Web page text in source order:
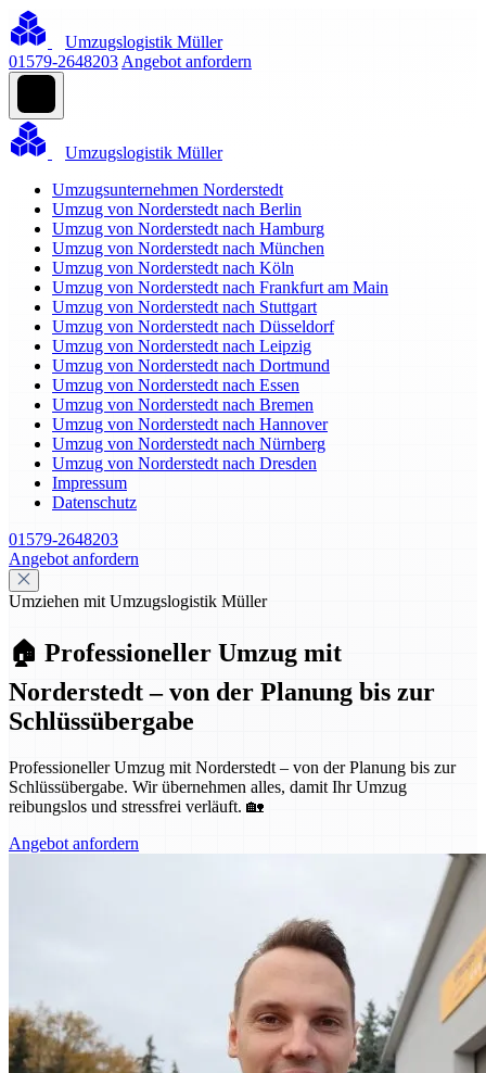
Umzugslogistik Müller
01579-2648203 Angebot anfordern
Umzugslogistik Müller
Umzugsunternehmen Norderstedt
Umzug von Norderstedt nach Berlin
Umzug von Norderstedt nach Hamburg
Umzug von Norderstedt nach München
Umzug von Norderstedt nach Köln
Umzug von Norderstedt nach Frankfurt am Main
Umzug von Norderstedt nach Stuttgart
Umzug von Norderstedt nach Düsseldorf
Umzug von Norderstedt nach Leipzig
Umzug von Norderstedt nach Dortmund
Umzug von Norderstedt nach Essen
Umzug von Norderstedt nach Bremen
Umzug von Norderstedt nach Hannover
Umzug von Norderstedt nach Nürnberg
Umzug von Norderstedt nach Dresden
Impressum
Datenschutz
01579-2648203
Angebot anfordern
Umziehen mit Umzugslogistik Müller
🏠 Professioneller Umzug mit
Norderstedt – von der Planung bis zur
Schlüssübergabe
Professioneller Umzug mit Norderstedt – von der Planung bis zur
Schlüssübergabe. Wir übernehmen alles, damit Ihr Umzug
reibungslos und stressfrei verläuft. 🏡
Angebot anfordern